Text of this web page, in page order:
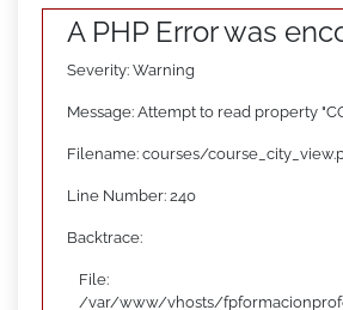
A PHP Error was
Severity: Warning
Message: Attempt to read property
Filename: courses/
Line Number: 240
Backtrace:
File:
/var/www/vhosts/